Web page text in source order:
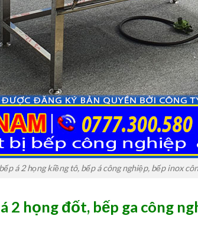
á 2 họng kiềng tô, bếp á công nghiệp, bếp inox
2 họng đốt, bếp ga công